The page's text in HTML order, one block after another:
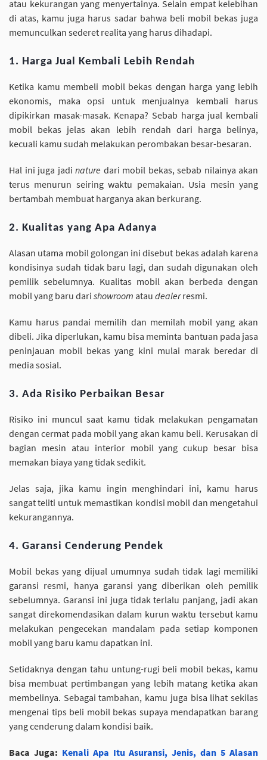
atau kekurangan yang menyertainya. Selain empat kelebihan
di atas, kamu juga harus sadar bahwa beli mobil bekas juga
memunculkan sederet realita yang harus dihadapi.
1. Harga Jual Kembali Lebih Rendah
Ketika kamu membeli mobil bekas dengan harga yang lebih
ekonomis, maka opsi untuk menjualnya kembali harus
dipikirkan masak-masak. Kenapa? Sebab harga jual kembali
mobil bekas jelas akan lebih rendah dari harga belinya,
kecuali kamu sudah melakukan perombakan besar-besaran.
Hal ini juga jadi nature dari mobil bekas, sebab nilainya akan
terus menurun seiring waktu pemakaian. Usia mesin yang
bertambah membuat harganya akan berkurang.
2. Kualitas yang Apa Adanya
Alasan utama mobil golongan ini disebut bekas adalah karena
kondisinya sudah tidak baru lagi, dan sudah digunakan oleh
pemilik sebelumnya. Kualitas mobil akan berbeda dengan
mobil yang baru dari showroom atau dealerresmi.
Kamu harus pandai memilih dan memilah mobil yang akan
dibeli. Jika diperlukan, kamu bisa meminta bantuan pada jasa
peninjauan mobil bekas yang kini mulai marak beredar di
media sosial.
3. Ada Risiko Perbaikan Besar
Risiko ini muncul saat kamu tidak melakukan pengamatan
dengan cermat pada mobil yang akan kamu beli. Kerusakan di
bagian mesin atau interior mobil yang cukup besar bisa
memakan biaya yang tidak sedikit.
Jelas saja, jika kamu ingin menghindari ini, kamu harus
sangat teliti untuk memastikan kondisi mobil dan mengetahui
kekurangannya.
4. Garansi Cenderung Pendek
Mobil bekas yang dijual umumnya sudah tidak lagi memiliki
garansi resmi, hanya garansi yang diberikan oleh pemilik
sebelumnya. Garansi ini juga tidak terlalu panjang, jadi akan
sangat direkomendasikan dalam kurun waktu tersebut kamu
melakukan pengecekan mandalam pada setiap komponen
mobil yang baru kamu dapatkan ini.
Setidaknya dengan tahu untung-rugi beli mobil bekas, kamu
bisa membuat pertimbangan yang lebih matang ketika akan
membelinya. Sebagai tambahan, kamu juga bisa lihat sekilas
mengenai tips beli mobil bekas supaya mendapatkan barang
yang cenderung dalam kondisi baik.
Baca Juga: Kenali Apa Itu Asuransi, Jenis, dan 5 Alasan